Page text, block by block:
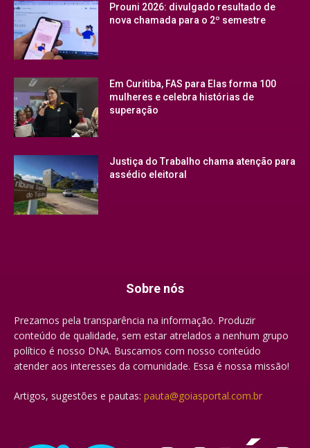
Prouni 2026: divulgado resultado de
nova chamada para o 2º semestre
Em Curitiba, FAS para Elas forma 100
mulheres e celebra histórias de
superação
Justiça do Trabalho chama atenção para
assédio eleitoral
Sobre nós
Prezamos pela transparência na informação. Produzir
conteúdo de qualidade, sem estar atrelados a nenhum grupo
político é nosso DNA. Buscamos com nosso conteúdo
atender aos interesses da comunidade. Essa é nossa missão!
Artigos, sugestões e pautas: pauta@goiasportal.com.br